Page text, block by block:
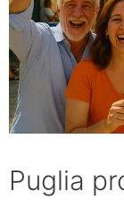
Puglia